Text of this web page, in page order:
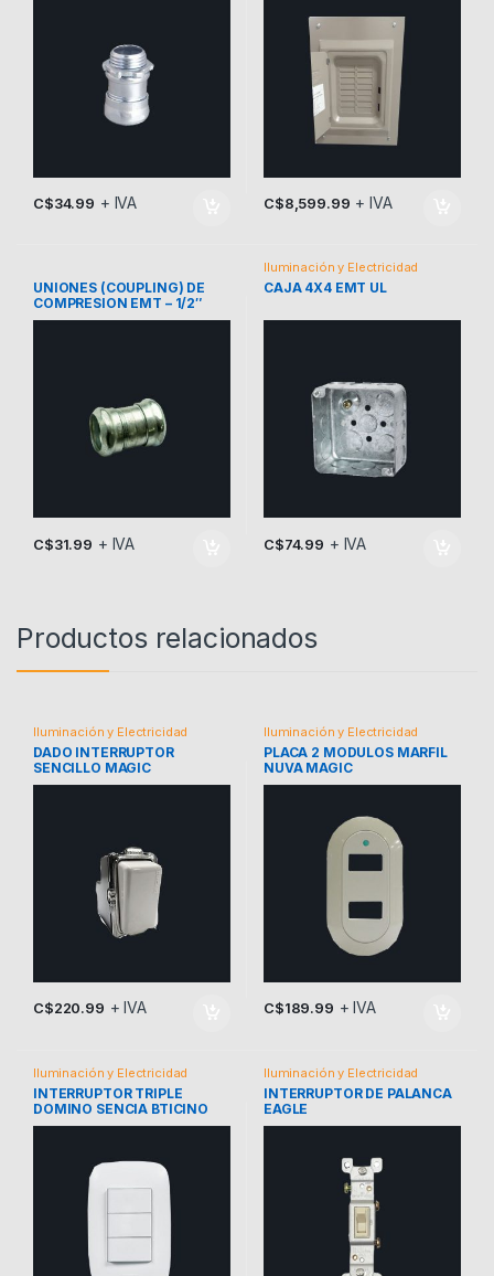
C$34.99 + IVA C$8,599.99 + IVA
UNIONES (COUPLING) DE
COMPRESION EMT – 1/2″
C$31.99 + IVA
Iluminación y Electricidad
CAJA 4X4 EMT UL
C$74.99 + IVA
Productos relacionados
Iluminación y Electricidad
DADO INTERRUPTOR
SENCILLO MAGIC
C$220.99 + IVA
Iluminación y Electricidad
PLACA 2 MODULOS MARFIL
NUVA MAGIC
C$189.99 + IVA
Iluminación y Electricidad
INTERRUPTOR TRIPLE
DOMINO SENCIA BTICINO
Iluminación y Electricidad
INTERRUPTOR DE PALANCA
EAGLE